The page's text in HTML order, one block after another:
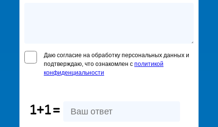
Даю согласие на обработку персональных данных и
подтверждаю, что ознакомлен с политикой
конфиденциальности
1+1=